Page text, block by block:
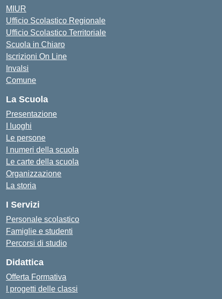
MIUR
Ufficio Scolastico Regionale
Ufficio Scolastico Territoriale
Scuola in Chiaro
Iscrizioni On Line
Invalsi
Comune
La Scuola
Presentazione
I luoghi
Le persone
I numeri della scuola
Le carte della scuola
Organizzazione
La storia
I Servizi
Personale scolastico
Famiglie e studenti
Percorsi di studio
Didattica
Offerta Formativa
I progetti delle classi